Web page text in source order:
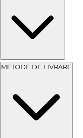
METODE DE LIVRARE